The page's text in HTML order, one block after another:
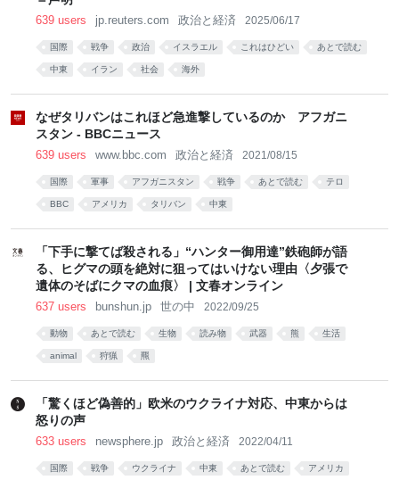
639 users jp.reuters.com 政治と経済 2025/06/17
国際 戦争 政治 イスラエル これはひどい あとで読む
中東 イラン 社会 海外
なぜタリバンはこれほど急進撃しているのか アフガニ
スタン - BBCニュース
639 users www.bbc.com 政治と経済 2021/08/15
国際 軍事 アフガニスタン 戦争 あとで読む テロ
BBC アメリカ タリバン 中東
「下手に撃てば殺される」“ハンター御用達”鉄砲師が語
る、ヒグマの頭を絶対に狙ってはいけない理由〈夕張で
遺体のそばにクマの血痕〉 | 文春オンライン
637 users bunshun.jp 世の中 2022/09/25
動物 あとで読む 生物 読み物 武器 熊 生活
animal 狩猟 羆
「驚くほど偽善的」欧米のウクライナ対応、中東からは
怒りの声
633 users newsphere.jp 政治と経済 2022/04/11
国際 戦争 ウクライナ 中東 あとで読む アメリカ